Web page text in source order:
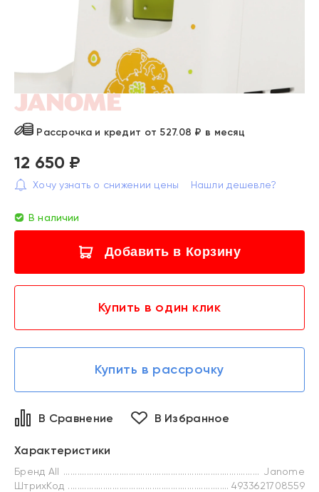
Рассрочка и кредит от 527.08 ₽ в месяц
12 650 ₽
Хочу узнать о снижении цены Нашли дешевле?
В наличии
Добавить в Корзину
Купить в один клик
Купить в рассрочку
В Сравнение В Избранное
Характеристики
Бренд All
Janome
ШтрихКод
4933621708559